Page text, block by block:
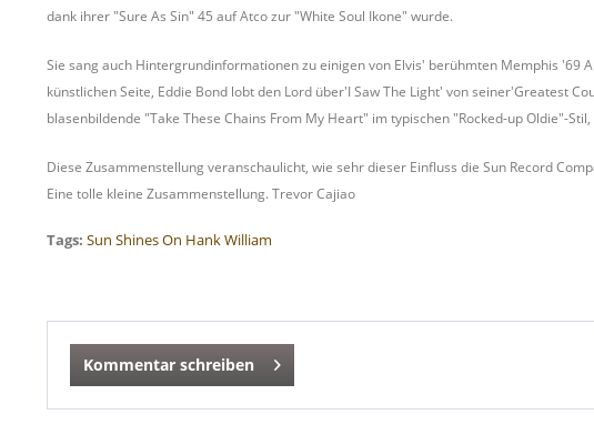
dank ihrer "Sure As Sin" 45 auf Atco zur "White Soul Ikone" wurde.
Sie sang auch Hintergrundinformationen zu einigen von Elvis' berühmten Memphis '69
künstlichen Seite, Eddie Bond lobt den Lord über'I Saw The Light' von seiner'Greatest
blasenbildende "Take These Chains From My Heart" im typischen "Rocked-up Oldie"-
Diese Zusammenstellung veranschaulicht, wie sehr dieser Einfluss die Sun Record
Eine tolle kleine Zusammenstellung. Trevor Cajiao
Tags: Sun Shines On Hank William
Kommentar schreiben